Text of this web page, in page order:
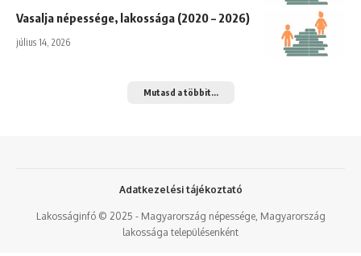
Vasalja népessége, lakossága (2020 – 2026)
július 14, 2026
Mutasd a többit...
Lakosságinfó © 2025 - Magyarország népessége, Magyarország
lakossága településenként
Adatkezelési tájékoztató